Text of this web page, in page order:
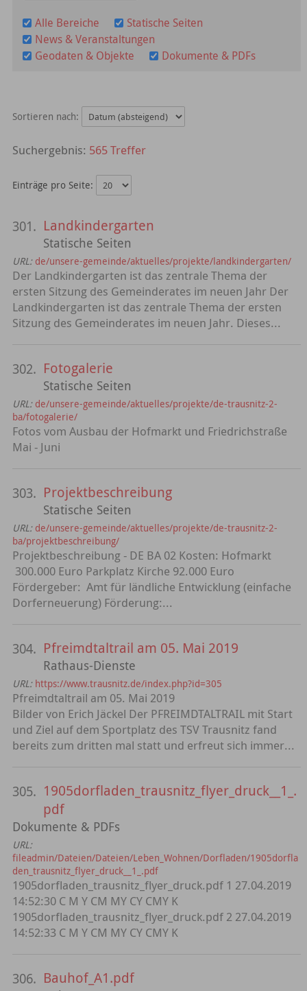
Alle Bereiche
Statische Seiten
News & Veranstaltungen
Geodaten & Objekte
Dokumente & PDFs
Sortieren nach:
565 Treffer
Einträge pro Seite:
301. Landkindergarten
Statische Seiten
URL: de/unsere-gemeinde/aktuelles/projekte/landkindergarten/
Der Landkindergarten ist das zentrale Thema der
ersten Sitzung des Gemeinderates im neuen Jahr Der
Landkindergarten ist das zentrale Thema der ersten
Sitzung des Gemeinderates im neuen Jahr. Dieses...
302. Fotogalerie
Statische Seiten
URL: de/unsere-gemeinde/aktuelles/projekte/de-trausnitz-2-
ba/fotogalerie/
Fotos vom Ausbau der Hofmarkt und Friedrichstraße
Mai - Juni
303. Projektbeschreibung
Statische Seiten
URL: de/unsere-gemeinde/aktuelles/projekte/de-trausnitz-2-
ba/projektbeschreibung/
Projektbeschreibung - DE BA 02 Kosten: Hofmarkt
300.000 Euro Parkplatz Kirche 92.000 Euro
Fördergeber: Amt für ländliche Entwicklung (einfache
Dorferneuerung) Förderung:...
304. Pfreimdtaltrail am 05. Mai 2019
Rathaus-Dienste
URL: https://www.trausnitz.de/index.php?id=305
Pfreimdtaltrail am 05. Mai 2019
Bilder von Erich Jäckel Der PFREIMDTALTRAIL mit Start
und Ziel auf dem Sportplatz des TSV Trausnitz fand
bereits zum dritten mal statt und erfreut sich immer...
305. 1905dorfladen_trausnitz_flyer_druck__1_.
pdf
Dokumente & PDFs
URL:
fileadmin/Dateien/Dateien/Leben_Wohnen/Dorfladen/1905dorfla
den_trausnitz_flyer_druck__1_.pdf
1905dorfladen_trausnitz_flyer_druck.pdf 1 27.04.2019
14:52:30 C M Y CM MY CY CMY K
1905dorfladen_trausnitz_flyer_druck.pdf 2 27.04.2019
14:52:33 C M Y CM MY CY CMY K
306. Bauhof_A1.pdf